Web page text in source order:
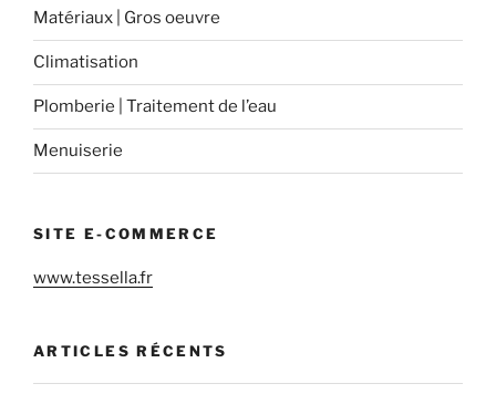
Matériaux | Gros oeuvre
Climatisation
Plomberie | Traitement de l’eau
Menuiserie
SITE E-COMMERCE
www.tessella.fr
ARTICLES RÉCENTS